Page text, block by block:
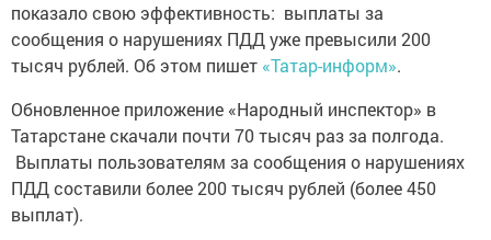
показало свою эффективность: выплаты за
сообщения о нарушениях ПДД уже превысили 200
тысяч рублей. Об этом пишет «Татар-информ».
Обновленное приложение «Народный инспектор» в
Татарстане скачали почти 70 тысяч раз за полгода.
Выплаты пользователям за сообщения о нарушениях
ПДД составили более 200 тысяч рублей (более 450
выплат).